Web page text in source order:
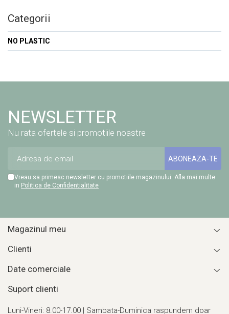
ROLE CASA DE MARCAT 80 mm x 50
m
CUTII CARTON ALB BURGER
PIZZERII
PUNGI HARTIE CU FEREASTRA
CUTIE TORT
AMBALAJE BIO TRESTIE
AMBALAJE BIO PALMIER
AMBALAJE BIO BAMBUS PLA
Categorii
NO PLASTIC
NEWSLETTER
Nu rata ofertele si promotiile noastre
Vreau sa primesc newsletter cu promotiile magazinului. Afla mai multe
in Politica de Confidentialitate
Magazinul meu
Clienti
Date comerciale
Suport clienti
Luni-Vineri: 8.00-17.00 | Sambata-Duminica raspundem doar